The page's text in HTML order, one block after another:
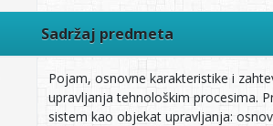
Sadržaj predmeta
Pojam, osnovne karakteristike i
upravljanja tehnološkim procesima.
sistem kao objekat upravljanja: